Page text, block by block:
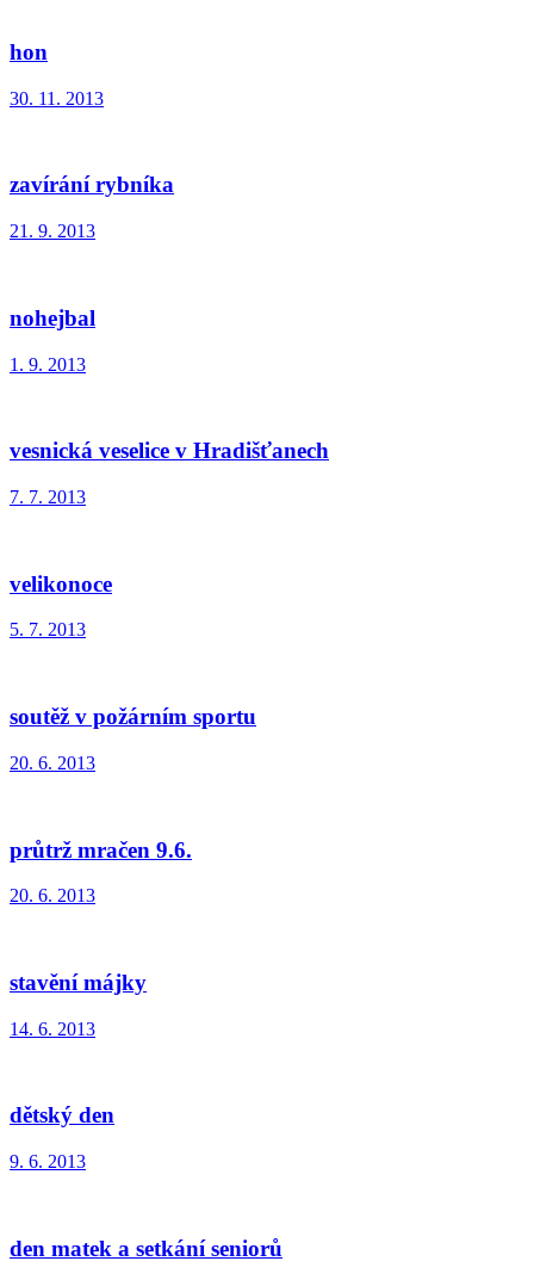
hon
30. 11. 2013
zavírání rybníka
21. 9. 2013
nohejbal
1. 9. 2013
vesnická veselice v Hradišťanech
7. 7. 2013
velikonoce
5. 7. 2013
soutěž v požárním sportu
20. 6. 2013
průtrž mračen 9.6.
20. 6. 2013
stavění májky
14. 6. 2013
dětský den
9. 6. 2013
den matek a setkání seniorů